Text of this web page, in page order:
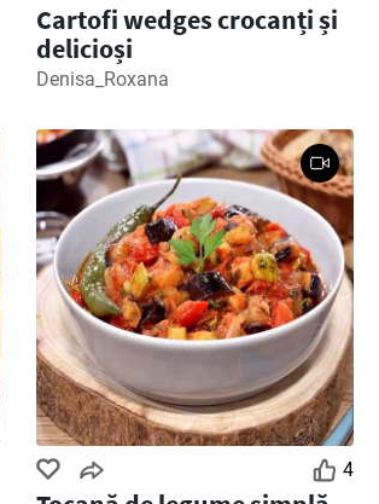
Cartofi wedges crocanți și
delicioși
Denisa_Roxana
4